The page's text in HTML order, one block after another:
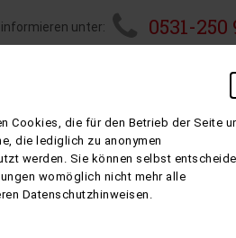
unter: 0531-250
Cookies, die für den Betrieb der Seite
die lediglich zu anonymen
werden. Sie können selbst
womöglich nicht mehr alle
Datenschutzhinweisen.